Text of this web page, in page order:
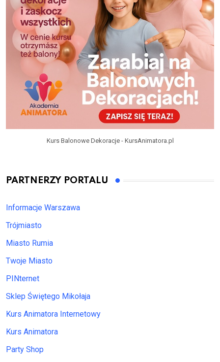
Kurs Balonowe Dekoracje - KursAnimatora.pl
PARTNERZY PORTALU
Informacje Warszawa
Trójmiasto
Miasto Rumia
Twoje Miasto
PINternet
Sklep Świętego Mikołaja
Kurs Animatora Internetowy
Kurs Animatora
Party Shop